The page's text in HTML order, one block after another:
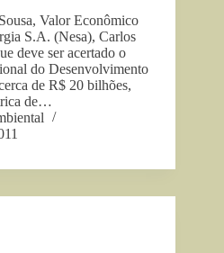
Valor Econômico
S.A. (Nesa), Carlos
deve ser acertado o
do Desenvolvimento
de R$ 20 bilhões,
de…